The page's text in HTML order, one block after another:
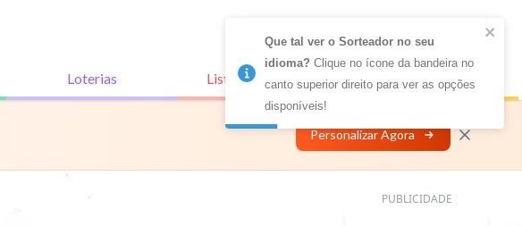
Loterias Listas Conectadas Personalizar
Personalizar Agora
PUBLICIDADE
Que tal ver o Sorteador no seu
idioma? Clique no ícone da bandeira no
canto superior direito para ver as opções
disponíveis!